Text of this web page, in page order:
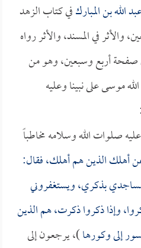
الله بن المباركفي كتاب الزهد
في المسند، والأثر رواه
صفحة أربع وسبعين، وهو من
موسى على نبينا وعليه
صلوات الله وسلامه مخاطباً
أهلك الذين هم أهلك، فقال:
بذكري، ويستغفروني
وإذا ذكروا ذكرت، هم الذين
إلى وكورها)، يرجعون إلى